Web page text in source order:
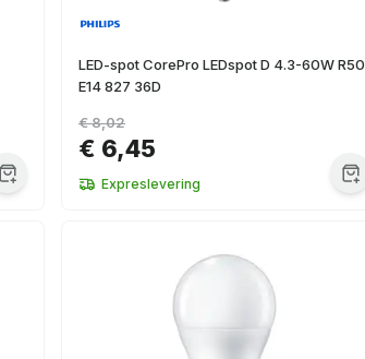
LED-spot CorePro LEDspot D 4.3-60W R50
E14 827 36D
€ 6,45
€ 8,02
Expreslevering